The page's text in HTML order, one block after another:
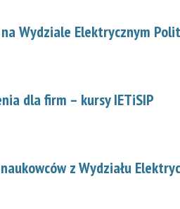
Wydziale Elektrycznym
dla firm – kursy IETiSIP
z Wydziału